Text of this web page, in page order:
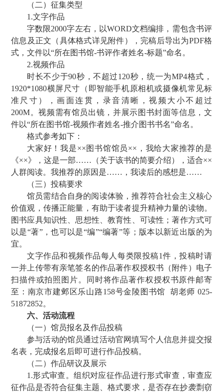
（二）征集类型
1.文字作品
字数限2000字左右，以WORD文档编排，需包含书评
信息及正文（具体格式详见附件），完稿后导出为PDF格
式，文件以“所在图书馆-书评作者姓名-标题”命名。
2.视频作品
时长不少于90秒，不超过120秒，统一为MP4格式，
1920*1080横屏尺寸（即智能手机原相机或摄像机常见标
准尺寸），画面连贯，录音清晰，视频大小不超过
200M。视频需有馆员出镜，并展示图书封面等信息，文
件以“所在图书馆-视频作者姓名-推介图书书名”命名。
格式参考如下：
大家好！我是××图书馆馆员××，我给大家推荐的是
《××》，这是一部……（关于该书的简要介绍），适合××
人群阅读。我推荐的原因是……，我读后的感想是……
（三）投稿要求
馆员需结合自身的阅读体验，推荐符合社会主义核心
价值观，传播正能量，有助于读者提升精神力量的读物。
图书应具知识性、思想性、教育性、可读性；著作方式可
以是“著”，也可以是“编”“编著”等；版本以新近出版的为
宜。
文字作品和视频作品每人每类限投稿1件，投稿时请
一并上传带有亲笔签名的作品著作权授权书（附件）电子
扫描件或拍照图片。同时将作品著作权授权书原件邮寄
至：南京市建邺区乐山路158号金陵图书馆 胡老师 025-
51872852。
六、活动流程
（一）馆员报名及作品投稿
参与活动的馆员通过活动官网填写个人信息并提交报
名表，完成报名后即可进行作品投稿。
（二）作品研议及展示
1.形式审查。组织对应征作品进行形式审查，审查应
征作品是否符合征集主题、格式要求，是否存在抄袭剽窃